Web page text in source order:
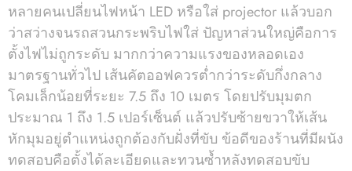
หลายคนเปลี่ยนไฟหน้า LED หรือใส่ projector แล้วบอก
ว่าสว่างจนรถสวนกระพริบไฟใส่ ปัญหาส่วนใหญ่คือการ
ตั้งไฟไม่ถูกระดับ มากกว่าความแรงของหลอดเอง
มาตรฐานทั่วไป เส้นคัตออฟควรต่ำกว่าระดับกึ่งกลาง
โคมเล็กน้อยที่ระยะ 7.5 ถึง 10 เมตร โดยปรับมุมตก
ประมาณ 1 ถึง 1.5 เปอร์เซ็นต์ แล้วปรับซ้ายขวาให้เส้น
หักมุมอยู่ตำแหน่งถูกต้องกับฝั่งที่ขับ ข้อดีของร้านที่มีผนัง
ทดสอบคือตั้งได้ละเอียดและทวนซ้ำหลังทดสอบขับ